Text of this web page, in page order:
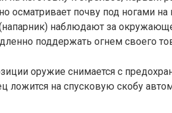
осматривает почву под ногами на
наблюдают за
поддержать огнем своего
оружие снима­ется с
ложится на спусковую скобу